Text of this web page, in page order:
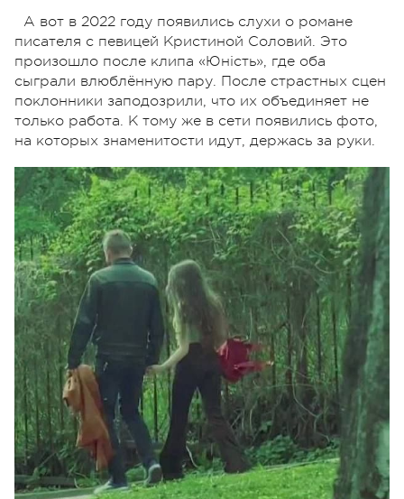
А вот в 2022 году появились слухи о романе
писателя с певицей Кристиной Соловий. Это
произошло после клипа «Юність», где оба
сыграли влюблённую пару. После страстных сцен
поклонники заподозрили, что их объединяет не
только работа. К тому же в сети появились фото,
на которых знаменитости идут, держась за руки.